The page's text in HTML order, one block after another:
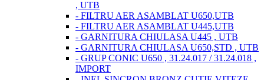
, UTB
- FILTRU AER ASAMBLAT U650,UTB
- FILTRU AER ASAMBLAT U445,UTB
- GARNITURA CHIULASA U445 , UTB
- GARNITURA CHIULASA U650,STD , UTB
- GRUP CONIC U650 , 31.24.017 / 31.24.018 ,
IMPORT